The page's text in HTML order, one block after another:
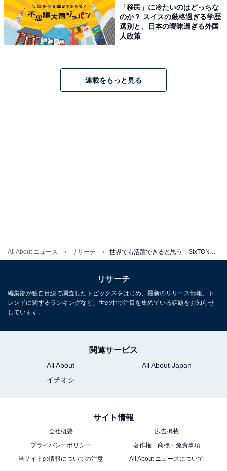
All About ニュース リサーチ
俳優業も好調で、現在は映画『リボルバー・リリー』に
出演中。雑誌などでモデルとしても活躍し、人気の高い
男性向けファッション＆ライフスタイル誌『Safari』
そんなジェシーさんは、歌唱力が高いことで有名。しか
＞6位までの全ランキング結果を見る
※回答者のコメントは原文ママです
ゆるま 小林
長年にわたってテレビ局でバラエティ番組、情報番
組などを制作。その後、フリーランスの編集・ライ
「移民」に冷たいのはどっちな
のか？ スイスの厳格過ぎる学歴
選別と、日本の曖昧過ぎる外国
人政策
連載をもっと見る
リサーチ
編集部が独自目線で調査したトピックスをはじめ、最新のリリース情報、ト
レンドに関するランキングなど、世の中で注目を集めている話題をお知らせ
しています。
関連サービス
All About
All About Japan
イチオシ
サイト情報
会社概要
広告掲載
プライバシーポリシー
著作権・商標・免責事項
当サイトの情報についての注意
All About ニュースについて